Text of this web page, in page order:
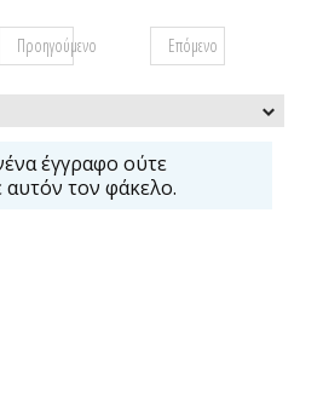
Προηγούμενο Επόμενο
έγγραφο ούτε
τον φάκελο.